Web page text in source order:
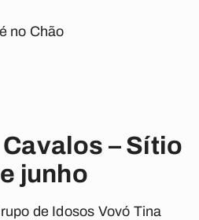
no Chão
– Sítio
junho
de Idosos Vovó Tina